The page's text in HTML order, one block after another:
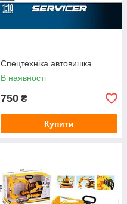
Спецтехніка автовишка
В наявності
750 ₴
Купити